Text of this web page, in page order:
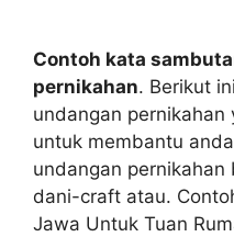
Contoh kata
pernikahan. Berikut
undangan
untuk membantu
undangan
dani-craft atau.
Jawa Untuk Tuan